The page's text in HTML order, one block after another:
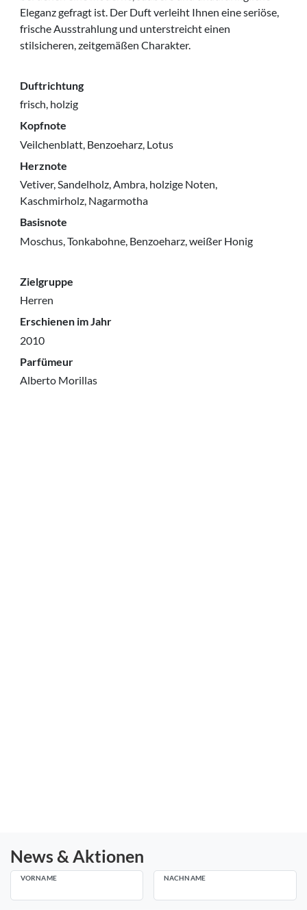
Eleganz gefragt ist. Der Duft verleiht Ihnen eine seriöse,
frische Ausstrahlung und unterstreicht einen
stilsicheren, zeitgemäßen Charakter.
Duftrichtung
frisch, holzig
Kopfnote
Veilchenblatt, Benzoeharz, Lotus
Herznote
Vetiver, Sandelholz, Ambra, holzige Noten,
Kaschmirholz, Nagarmotha
Basisnote
Moschus, Tonkabohne, Benzoeharz, weißer Honig
Zielgruppe
Herren
Erschienen im Jahr
2010
Parfümeur
Alberto Morillas
News & Aktionen
VORNAME NACHNAME